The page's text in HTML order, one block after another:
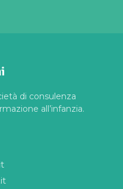
di consulenza
all’infanzia.